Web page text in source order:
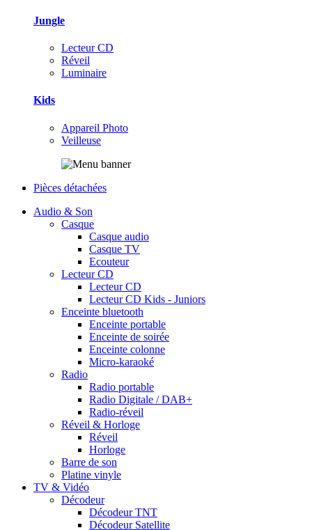
Jungle
Lecteur CD
Réveil
Luminaire
Kids
Appareil Photo
Veilleuse
Pièces détachées
Audio & Son
Casque
Casque audio
Casque TV
Ecouteur
Lecteur CD
Lecteur CD
Lecteur CD Kids - Juniors
Enceinte bluetooth
Enceinte portable
Enceinte de soirée
Enceinte colonne
Micro-karaoké
Radio
Radio portable
Radio Digitale / DAB+
Radio-réveil
Réveil & Horloge
Réveil
Horloge
Barre de son
Platine vinyle
TV & Vidéo
Décodeur
Décodeur TNT
Décodeur Satellite